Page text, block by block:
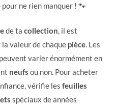
pour ne rien manquer ! 🐾
de ta collection, il est
valeur de chaque pièce. Les
peuvent varier énormément en
neufs ou non. Pour acheter
vérifie les feuilles
spéciaux de années